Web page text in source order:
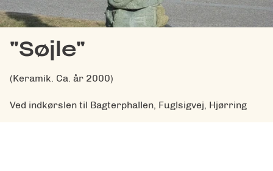
"Søjle"
(Keramik. Ca. år 2000)
Ved indkørslen til Bagterphallen, Fuglsigvej, Hjørring